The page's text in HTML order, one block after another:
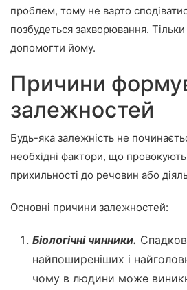
проблем, тому не варто
позбудеться захворювання.
допомогти йому.
Причини
залежностей
Будь-яка залежність не
необхідні фактори, що
прихильності до речовин або
Основні причини залежностей:
Біологічні чинники.
найпоширеніших і
чому в людини може